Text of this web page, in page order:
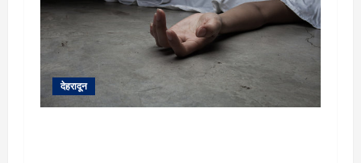
देहरादून